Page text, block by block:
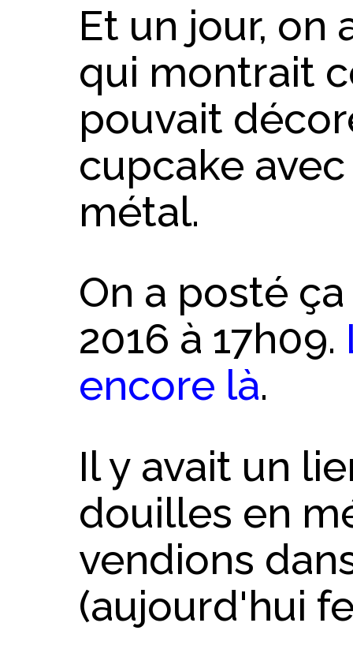
Et un jour, on
qui montrait
pouvait
cupcake
métal.
On a posté
2016 à 17h09.
encore là.
Il y avait un
douilles en
vendions
(aujourd'hui